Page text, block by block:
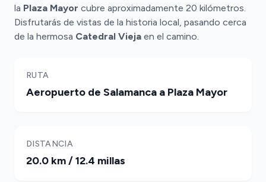
la Plaza Mayor cubre aproximadamente 20 kilómetros.
Disfrutarás de vistas de la historia local, pasando cerca
de la hermosa Catedral Vieja en el camino.
RUTA
Aeropuerto de Salamanca a Plaza Mayor
DISTANCIA
20.0 km / 12.4 millas